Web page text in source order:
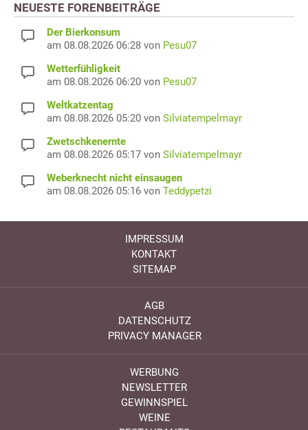
NEUESTE FORENBEITRÄGE
Der Bierkonsum
am 08.08.2026 06:28 von Pesu07
Wetterfühligkeit
am 08.08.2026 06:20 von Pesu07
Weltkatzentag
am 08.08.2026 05:20 von Silviatempelmayr
Zwetschkenernte
am 08.08.2026 05:17 von Silviatempelmayr
Weberknecht nicht einsaugen
am 08.08.2026 05:16 von Teddypetzi
IMPRESSUM
KONTAKT
SITEMAP
AGB
DATENSCHUTZ
PRIVACY MANAGER
WERBUNG
NEWSLETTER
GEWINNSPIEL
WEINE